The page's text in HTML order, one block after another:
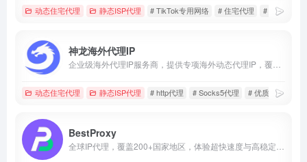
动态住宅代理 静态ISP代理 # TikTok专用网络 # 住宅代理 # 全球http代
神龙海外代理IP
动态住宅代理 静态ISP代理 # http代理 # Socks5代理 # 优质IP资源
BestProxy